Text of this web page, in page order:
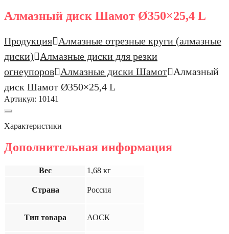
Алмазный диск Шамот Ø350×25,4 L
Продукция
Алмазные отрезные круги (алмазные
диски)
Алмазные диски для резки
огнеупоров
Алмазные диски Шамот
Алмазный
диск Шамот Ø350×25,4 L
Артикул: 10141
Характеристики
Дополнительная информация
Вес 1,68 кг
Страна Россия
Тип товара АОСК